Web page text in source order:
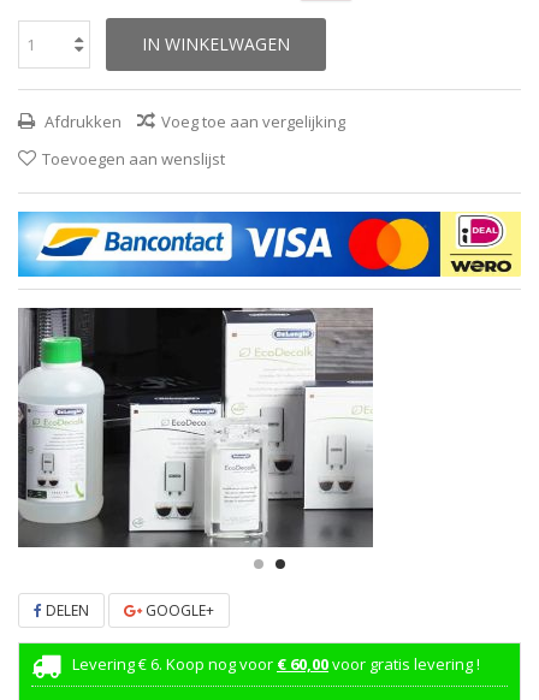
IN WINKELWAGEN
Afdrukken
Voeg toe aan vergelijking
Toevoegen aan wenslijst
DELEN GOOGLE+
Levering € 6. Koop nog voor € 60,00voor gratis levering !